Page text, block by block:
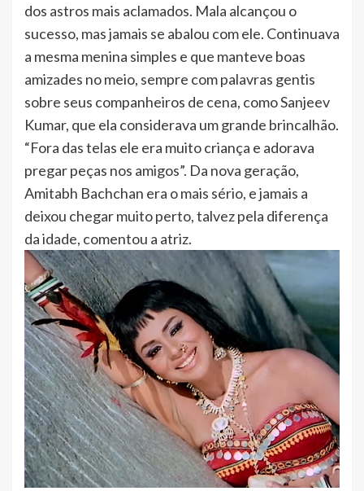
dos astros mais aclamados. Mala alcançou o
sucesso, mas jamais se abalou com ele. Continuava
a mesma menina simples e que manteve boas
amizades no meio, sempre com palavras gentis
sobre seus companheiros de cena, como Sanjeev
Kumar, que ela considerava um grande brincalhão.
“Fora das telas ele era muito criança e adorava
pregar peças nos amigos”. Da nova geração,
Amitabh Bachchan era o mais sério, e jamais a
deixou chegar muito perto, talvez pela diferença
da idade, comentou a atriz.